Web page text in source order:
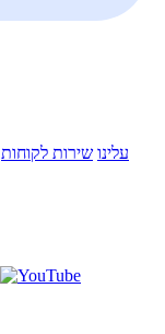
עלינו שירות לקוחות